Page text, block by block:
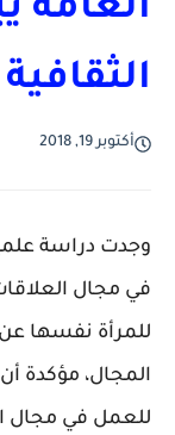
العامة
أكتوبر 19, 2018
وجدت دراسة
في مجال
للمرأة نفسها عن
المجال، مؤكدة
للعمل في مجال